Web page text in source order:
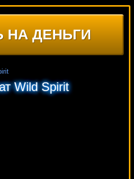
НА ДЕНЬГИ
Wild Spirit